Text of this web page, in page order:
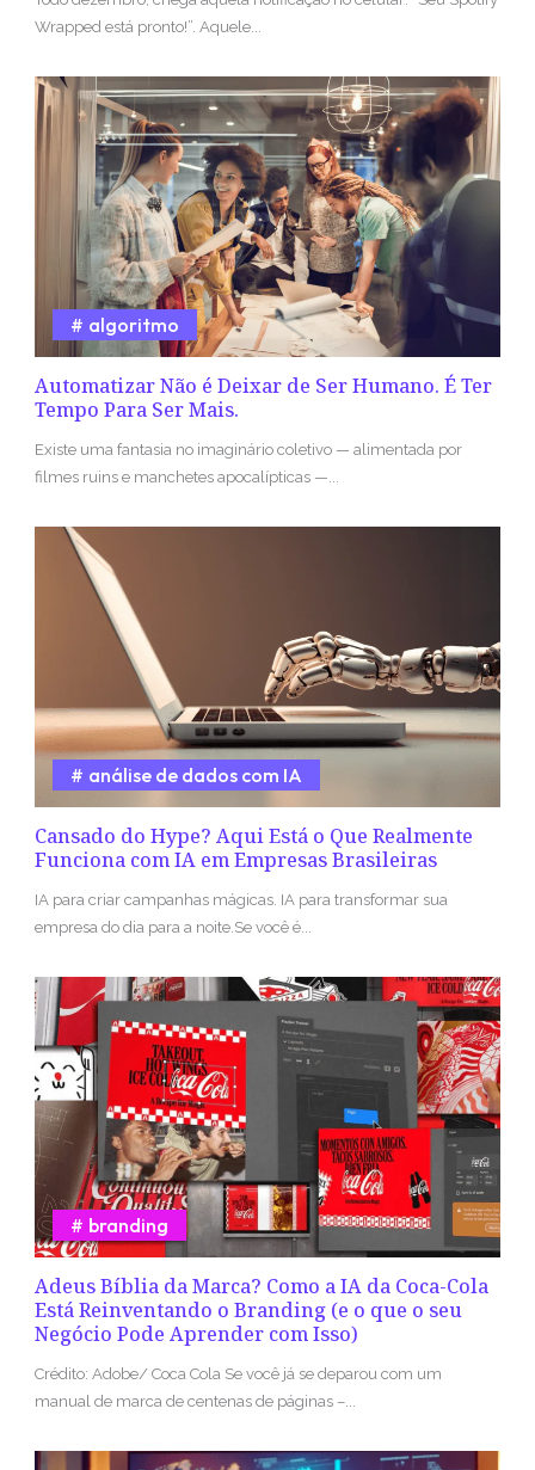
Wrapped está pronto!”. Aquele...
Automatizar Não é Deixar de Ser Humano. É Ter
Tempo Para Ser Mais.
algoritmo
Existe uma fantasia no imaginário coletivo — alimentada por
filmes ruins e manchetes apocalípticas —...
Cansado do Hype? Aqui Está o Que Realmente
Funciona com IA em Empresas Brasileiras
análise de dados com IA
IA para criar campanhas mágicas. IA para transformar sua
empresa do dia para a noite.Se você é...
Adeus Bíblia da Marca? Como a IA da Coca-Cola
Está Reinventando o Branding (e o que o seu
Negócio Pode Aprender com Isso)
branding
Crédito: Adobe/ Coca Cola Se você já se deparou com um
manual de marca de centenas de páginas –...